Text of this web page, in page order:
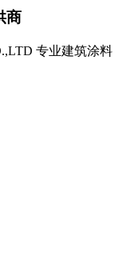
商
专业建筑涂料